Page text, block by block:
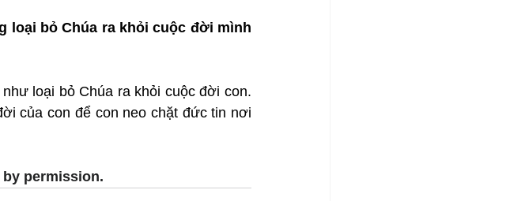
loại bỏ Chúa ra khỏi cuộc đời mình
loại bỏ Chúa ra khỏi cuộc đời con.
của con để con neo chặt đức tin nơi
by permission.